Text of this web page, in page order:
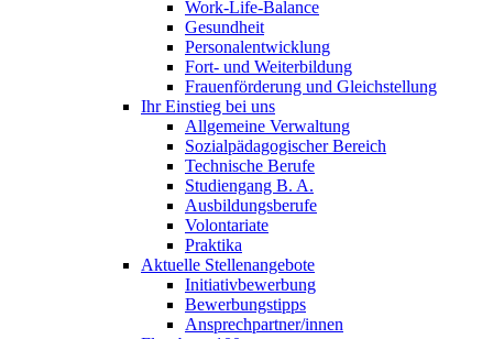
Work-Life-Balance
Gesundheit
Personalentwicklung
Fort- und Weiterbildung
Frauenförderung und Gleichstellung
Ihr Einstieg bei uns
Allgemeine Verwaltung
Sozialpädagogischer Bereich
Technische Berufe
Studiengang B. A.
Ausbildungsberufe
Volontariate
Praktika
Aktuelle Stellenangebote
Initiativbewerbung
Bewerbungstipps
Ansprechpartner/innen